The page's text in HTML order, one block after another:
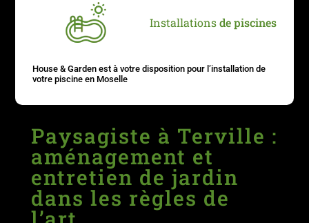
Installationsde piscines
House & Garden est à votre disposition pour l’installation de
votre piscine en Moselle
Paysagiste à Terville :
aménagement et
entretien de jardin
dans les règles de